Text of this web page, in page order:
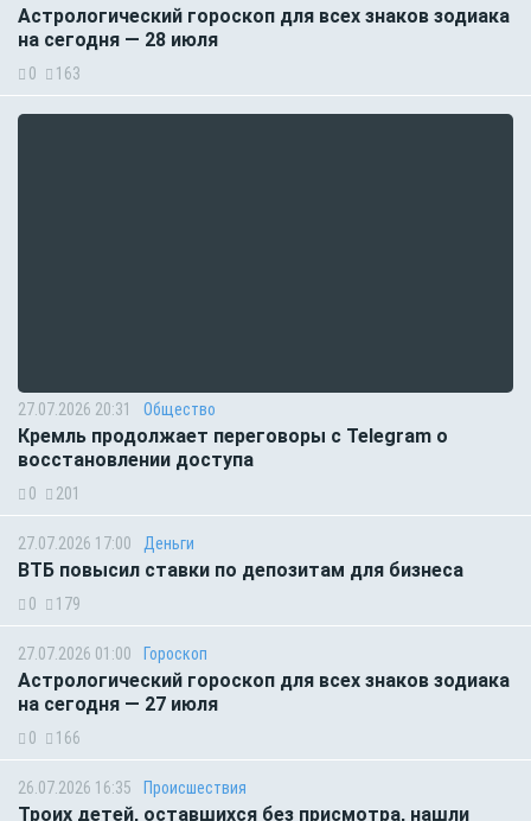
Астрологический гороскоп для всех знаков зодиака
на сегодня — 28 июля
0 163
27.07.2026 20:31 Общество
Кремль продолжает переговоры с Telegram о
восстановлении доступа
0 201
27.07.2026 17:00 Деньги
ВТБ повысил ставки по депозитам для бизнеса
0 179
27.07.2026 01:00 Гороскоп
Астрологический гороскоп для всех знаков зодиака
на сегодня — 27 июля
0 166
26.07.2026 16:35 Происшествия
Троих детей, оставшихся без присмотра, нашли